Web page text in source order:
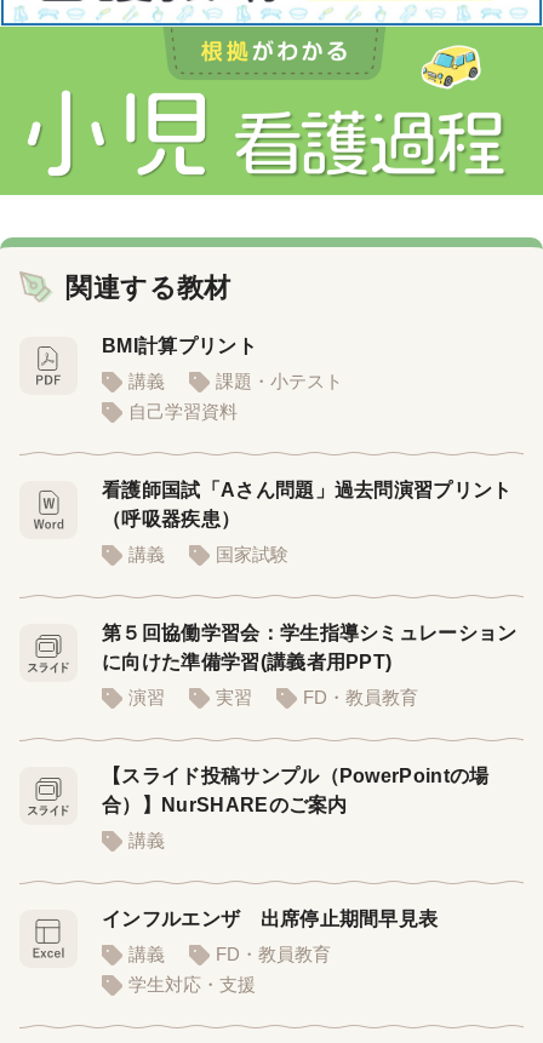
関連する教材
BMI計算プリント
講義
課題・小テスト
自己学習資料
看護師国試「Aさん問題」過去問演習プリント
（呼吸器疾患）
講義
国家試験
第５回協働学習会：学生指導シミュレーション
に向けた準備学習(講義者用PPT)
演習
実習 FD・教員教育
【スライド投稿サンプル（PowerPointの場
合）】NurSHAREのご案内
講義
インフルエンザ 出席停止期間早見表
講義
FD・教員教育
学生対応・支援